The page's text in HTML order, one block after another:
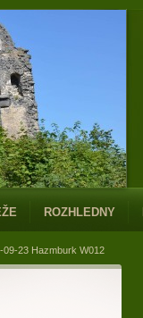
ROZHLEDNY
09-23 Hazmburk W012